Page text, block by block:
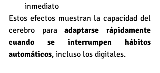
inmediato
Estos efectos muestran la capacidad del
cerebro para adaptarse rápidamente
cuando se interrumpen hábitos
automáticos, incluso los digitales.